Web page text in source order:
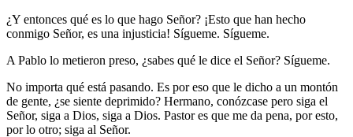
¿Y entonces qué es lo que hago Señor? ¡Esto que han hecho
conmigo Señor, es una injusticia! Sígueme. Sígueme.
A Pablo lo metieron preso, ¿sabes qué le dice el Señor? Sígueme.
No importa qué está pasando. Es por eso que le dicho a un montón
de gente, ¿se siente deprimido? Hermano, conózcase pero siga el
Señor, siga a Dios, siga a Dios. Pastor es que me da pena, por esto,
por lo otro; siga al Señor.